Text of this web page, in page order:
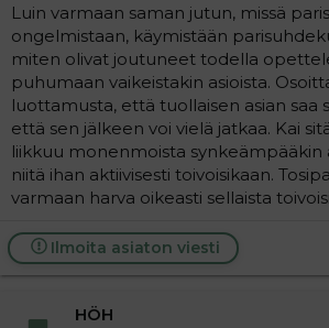
Luin varmaan saman jutun, missä
ongelmistaan, käymistään
miten olivat joutuneet todella
puhumaan vaikeistakin asioista.
luottamusta, että tuollaisen asian saa
että sen jälkeen voi vielä jatkaa. Kai
liikkuu monenmoista synkeämpääkin
niitä ihan aktiivisesti toivoisikaan.
varmaan harva oikeasti sellaista
Ilmoita asiaton viesti
HÖH